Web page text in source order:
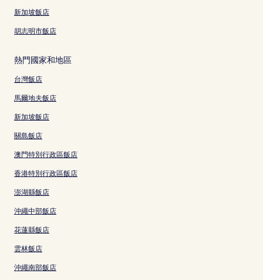
新加坡飯店
胡志明市飯店
熱門國家和地區
台灣飯店
馬爾地夫飯店
新加坡飯店
關島飯店
澳門特別行政區飯店
香港特別行政區飯店
澎湖縣飯店
沖繩中部飯店
花蓮縣飯店
雲林飯店
沖繩南部飯店